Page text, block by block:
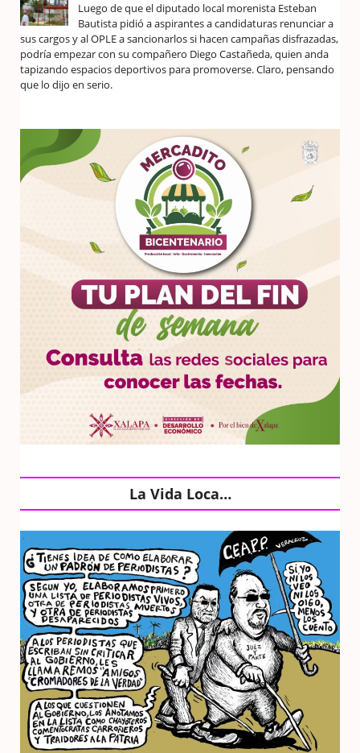
Luego de que el diputado local morenista Esteban
Bautista pidió a aspirantes a candidaturas renunciar a
sus cargos y al OPLE a sancionarlos si hacen campañas disfrazadas,
podría empezar con su compañero Diego Castañeda, quien anda
tapizando espacios deportivos para promoverse. Claro, pensando
que lo dijo en serio.
La Vida Loca…